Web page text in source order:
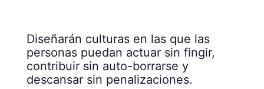
Diseñarán culturas en las que las
personas puedan actuar sin fingir,
contribuir sin auto-borrarse y
descansar sin penalizaciones.